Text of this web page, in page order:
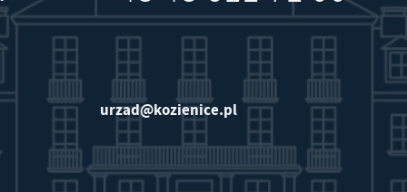
urzad@kozienice.pl